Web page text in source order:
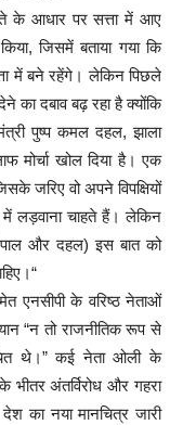
के आधार पर सत्ता में आए
जिसमें बताया गया कि
में बने रहेंगे। लेकिन पिछले
का दबाव बढ़ रहा है क्योंकि
पुष्प कमल दहल, झाला
खोल दिया है। एक
जरिए वो अपने विपक्षियों
लड़वाना चाहते हैं। लेकिन
और दहल) इस बात को
एनसीपी के वरिष्ठ नेताओं
“न तो राजनीतिक रूप से
थे।” कई नेता ओली के
अंतर्विरोध और गहरा
का नया मानचित्र जारी